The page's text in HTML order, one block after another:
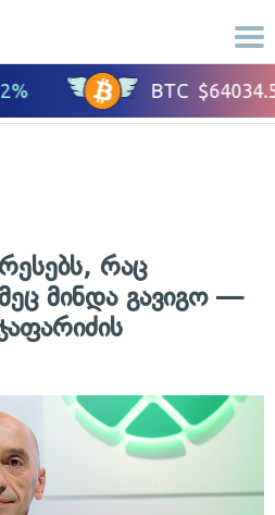
რაც
მინდა გავიგო —